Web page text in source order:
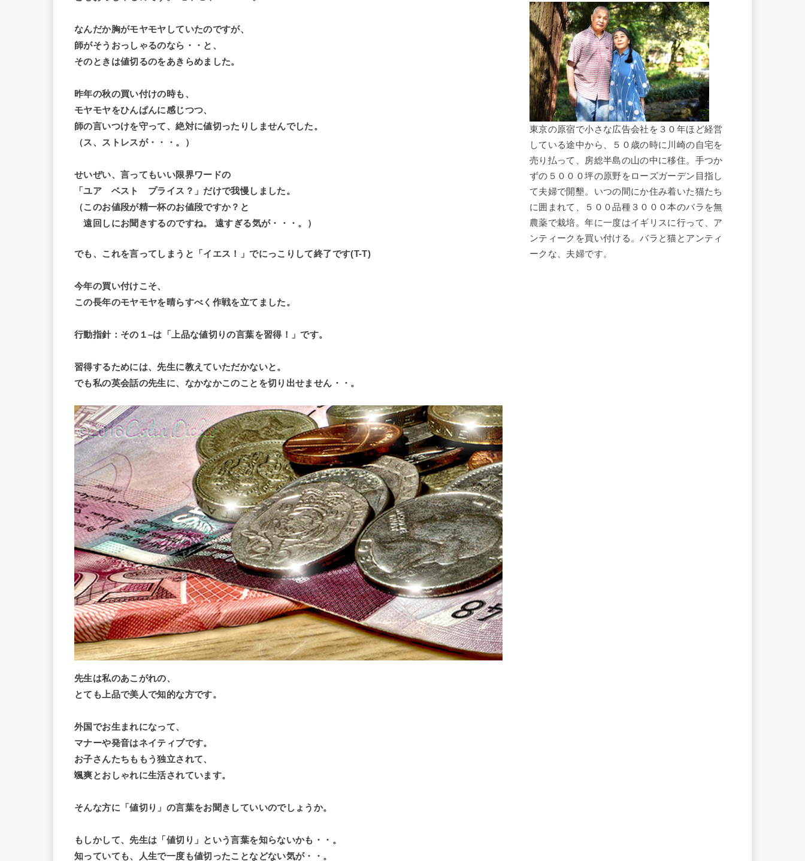
なんだか胸がモヤモヤしていたのですが、
師がそうおっしゃるのなら・・と、
そのときは値切るのをあきらめました。
昨年の秋の買い付けの時も、
モヤモヤをひんぱんに感じつつ、
師の言いつけを守って、絶対に値切ったりしませんでした。
（ス、ストレスが・・・。）
せいぜい、言ってもいい限界ワードの
「ユア ベスト プライス？」だけで我慢しました。
（このお値段が精一杯のお値段ですか？と
遠回しにお聞きするのですね。 遠すぎる気が・・・。）
でも、これを言ってしまうと「イエス！」でにっこりして終了です(T-T)
今年の買い付けこそ、
この長年のモヤモヤを晴らすべく作戦を立てました。
行動指針：その１–は「上品な値切りの言葉を習得！」です。
習得するためには、先生に教えていただかないと。
でも私の英会話の先生に、なかなかこのことを切り出せません・・。
先生は私のあこがれの、
とても上品で美人で知的な方です。
外国でお生まれになって、
マナーや発音はネイティブです。
お子さんたちももう独立されて、
颯爽とおしゃれに生活されています。
そんな方に「値切り」の言葉をお聞きしていいのでしょうか。
もしかして、先生は「値切り」という言葉を知らないかも・・。
知っていても、人生で一度も値切ったことなどない気が・・。
東京の原宿で小さな広告会社を３０年ほど経営
している途中から、５０歳の時に川崎の自宅を
売り払って、房総半島の山の中に移住。手つか
ずの５０００坪の原野をローズガーデン目指し
て夫婦で開墾。いつの間にか住み着いた猫たち
に囲まれて、５００品種３０００本のバラを無
農薬で栽培。年に一度はイギリスに行って、ア
ンティークを買い付ける。バラと猫とアンティ
ークな、夫婦です。